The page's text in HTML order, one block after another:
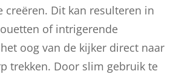
creëren. Dit kan resulteren in
of intrigerende
oog van de kijker direct naar
trekken. Door slim gebruik te